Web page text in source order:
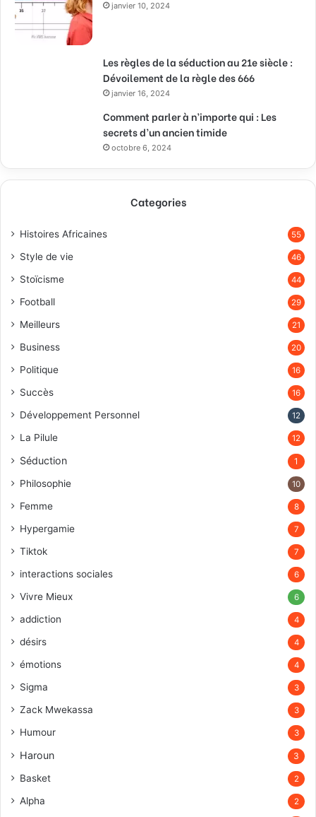
janvier 10, 2024
Les règles de la séduction au 21e siècle :
Dévoilement de la règle des 666
janvier 16, 2024
Comment parler à n’importe qui : Les
secrets d’un ancien timide
octobre 6, 2024
Categories
Histoires Africaines 55
Style de vie 46
Stoïcisme 44
Football 29
Meilleurs 21
Business 20
Politique 16
Succès 16
Développement Personnel 12
La Pilule 12
Séduction 1
Philosophie 10
Femme 8
Hypergamie 7
Tiktok 7
interactions sociales 6
Vivre Mieux 6
addiction 4
désirs 4
émotions 4
Sigma 3
Zack Mwekassa 3
Humour 3
Haroun 3
Basket 2
Alpha 2